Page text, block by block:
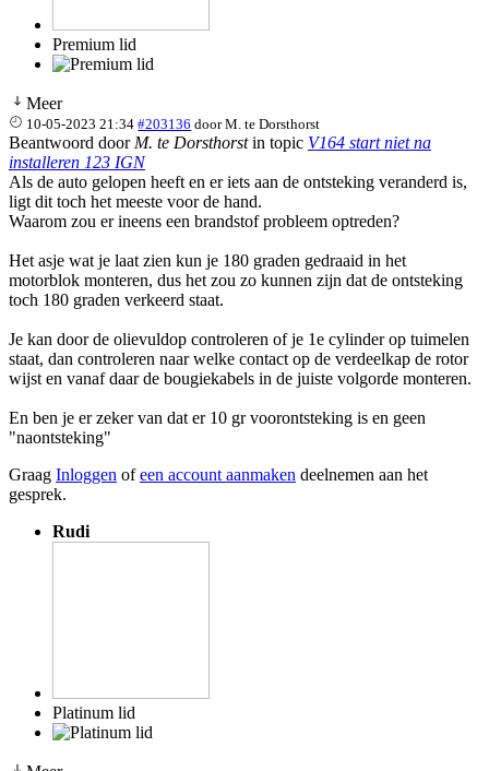
Premium lid
Meer
10-05-2023 21:34 #203136 doorM. te Dorsthorst
Beantwoord door M. te Dorsthorstin topic V164 start niet na
installeren 123 IGN
Als de auto gelopen heeft en er iets aan de ontsteking veranderd is,
ligt dit toch het meeste voor de hand.
Waarom zou er ineens een brandstof probleem optreden?
Het asje wat je laat zien kun je 180 graden gedraaid in het
motorblok monteren, dus het zou zo kunnen zijn dat de ontsteking
toch 180 graden verkeerd staat.
Je kan door de olievuldop controleren of je 1e cylinder op tuimelen
staat, dan controleren naar welke contact op de verdeelkap de rotor
wijst en vanaf daar de bougiekabels in de juiste volgorde monteren.
En ben je er zeker van dat er 10 gr voorontsteking is en geen
"naontsteking"
Graag Inloggen ofeen account aanmaken deelnemen aan het
gesprek.
Rudi
Platinum lid